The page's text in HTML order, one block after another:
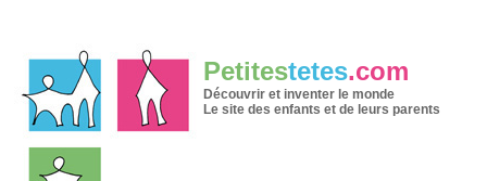
Petitestetes.com
Découvrir et inventer le monde
Le site des enfants et de leurs parents